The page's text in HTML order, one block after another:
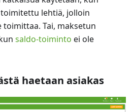
lehtiä, jolloin
Tai, maksetun
saldo-toiminto ei ole
haetaan asiakas